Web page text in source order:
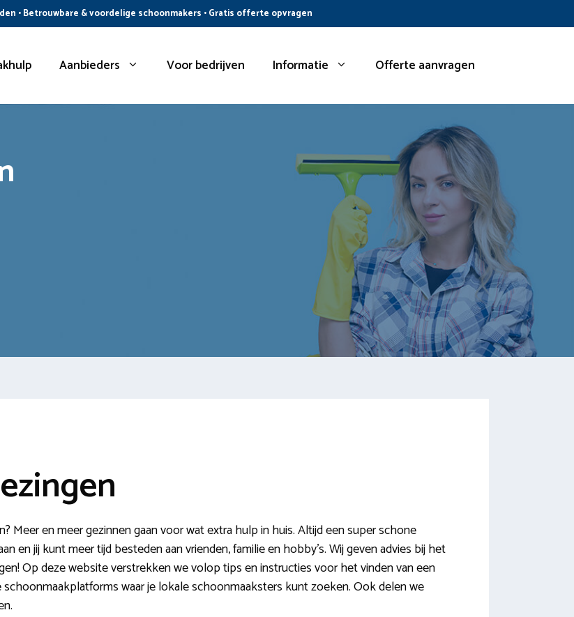
• Betrouwbare & voordelige schoonmakers • Gratis offerte opvragen
Aanbieders Voor bedrijven Informatie Offerte aanvragen
Meer en meer gezinnen gaan voor wat extra hulp in huis. Altijd een super schone
en jij kunt meer tijd besteden aan vrienden, familie en hobby’s. Wij geven advies bij het
Op deze website verstrekken we volop tips en instructies voor het vinden van een
waar je lokale schoonmaaksters kunt zoeken. Ook delen we